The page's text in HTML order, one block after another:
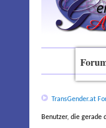
TransGender.at
Benutzer, die gerade